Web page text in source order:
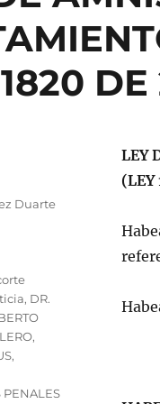
DE
LEY
(LEY
Duarte
, DR.
,
,
PENALES